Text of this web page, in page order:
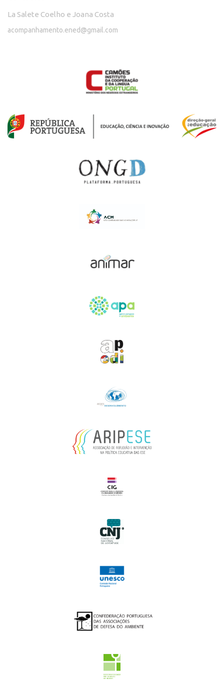
La Salete Coelho e Joana Costa
acompanhamento.ened@gmail.com